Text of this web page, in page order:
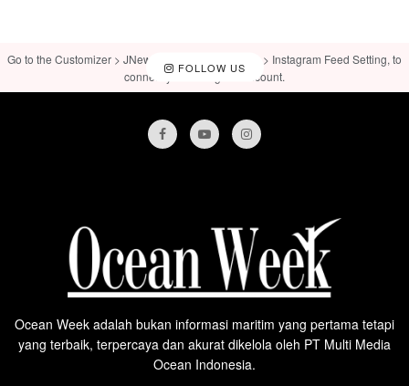
FOLLOW US
Go to the Customizer > JNews : Social, Like & View > Instagram Feed Setting, to
connect your Instagram account.
Ocean Week adalah bukan informasi maritim yang pertama tetapi
yang terbaik, terpercaya dan akurat dikelola oleh PT Multi Media
Ocean Indonesia.